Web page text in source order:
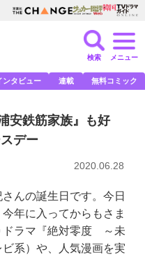
検索 メニュー
ンタビュー 連載 無料コミック
安鉄筋家族』も好
デー
2020.06.28
んの誕生日です。今日
年に入ってからもさま
ドラマ『絶対零度 ～未
系）や、人気漫画を実